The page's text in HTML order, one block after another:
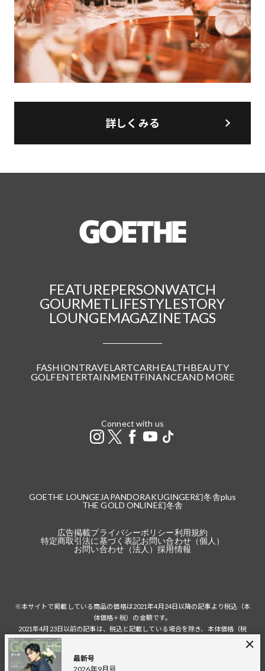
詳しくみる
最新号
2026年9月号
FEATUREPERSONWATCH
GOURMETLIFESTYLESTORY
LOUNGEMAGAZINETAGS
FASHIONTRAVELARTCARHEALTHBEAUTY
GOLFENTERTAINMENTFINANCEAND MORE
Connect with us
GOETHE LOUNGE JAPANDORAKUGINGER幻冬舎plus
THE GOLD ONLINE幻冬舎
広告掲載プライバシーポリシー利用規約
特定商取引法に基づく表記お問い合わせ（個人）
お問い合わせ（法人）採用情報
※本サイトで掲載している商品の価格は2021年4月24日以降の記事より税込（本
体価格＋税）の金額です。
2021年4月23日以前の記事は、税込と記載している場合を除き、本体価格（税
税込の場合の税額は掲載当時の税率に準じます。